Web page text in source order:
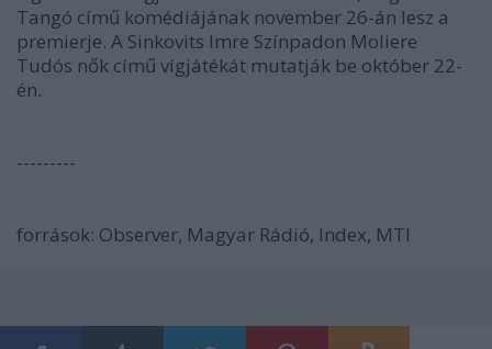
Tangó című komédiájának november 26-án lesz a
premierje. A Sinkovits Imre Színpadon Moliere
Tudós nők című vígjátékát mutatják be október 22-
én.
---------
források: Observer, Magyar Rádió, Index, MTI